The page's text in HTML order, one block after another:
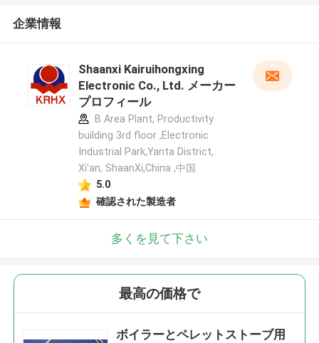
企業情報
Shaanxi Kairuihongxing
Electronic Co., Ltd. メーカー
プロフィール
B Area Plant, Productivity
building 3rd floor ,Electronic
Industrial Park,Yanta District,
Xi'an, ShaanXi,China ,中国
5.0
確認された製造者
多くを見て下さい
最高の価格で
ボイラーとペレットストーブ用